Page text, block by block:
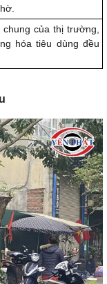
của thị trường,
hóa tiêu dùng đều